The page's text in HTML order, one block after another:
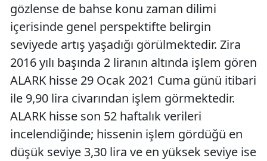
gözlense de bahse konu zaman dilimi
içerisinde genel perspektifte belirgin
seviyede artış yaşadığı görülmektedir. Zira
2016 yılı başında 2 liranın altında işlem gören
ALARK hisse 29 Ocak 2021 Cuma günü itibari
ile 9,90 lira civarından işlem görmektedir.
ALARK hisse son 52 haftalık verileri
incelendiğinde; hissenin işlem gördüğü en
düşük seviye 3,30 lira ve en yüksek seviye ise